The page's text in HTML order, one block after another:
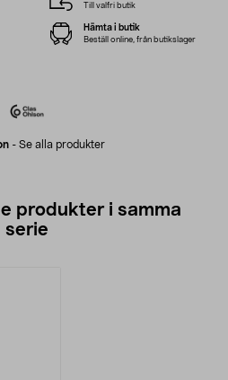
- Se alla produkter
Till valfri butik
Hämta i butik
Beställ online, från butikslager
produkter i samma
serie